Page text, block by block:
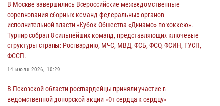
Псковская Росгвардия приглашает на службу в подразделениях
вневедомственной охраны
В Москве завершились Всероссийские межведомственные
соревнования сборных команд федеральных органов
исполнительной власти «Кубок Общества «Динамо» по хоккею».
Турнир собрал 8 сильнейших команд, представляющих ключевые
структуры страны: Росгвардию, МЧС, МВД, ФСБ, ФСО, ФСИН, ГУСП,
ФССП.
14 июля 2026, 10:29
В Псковской области росгвардейцы приняли участие в
ведомственной донорской акции «От сердца к сердцу»